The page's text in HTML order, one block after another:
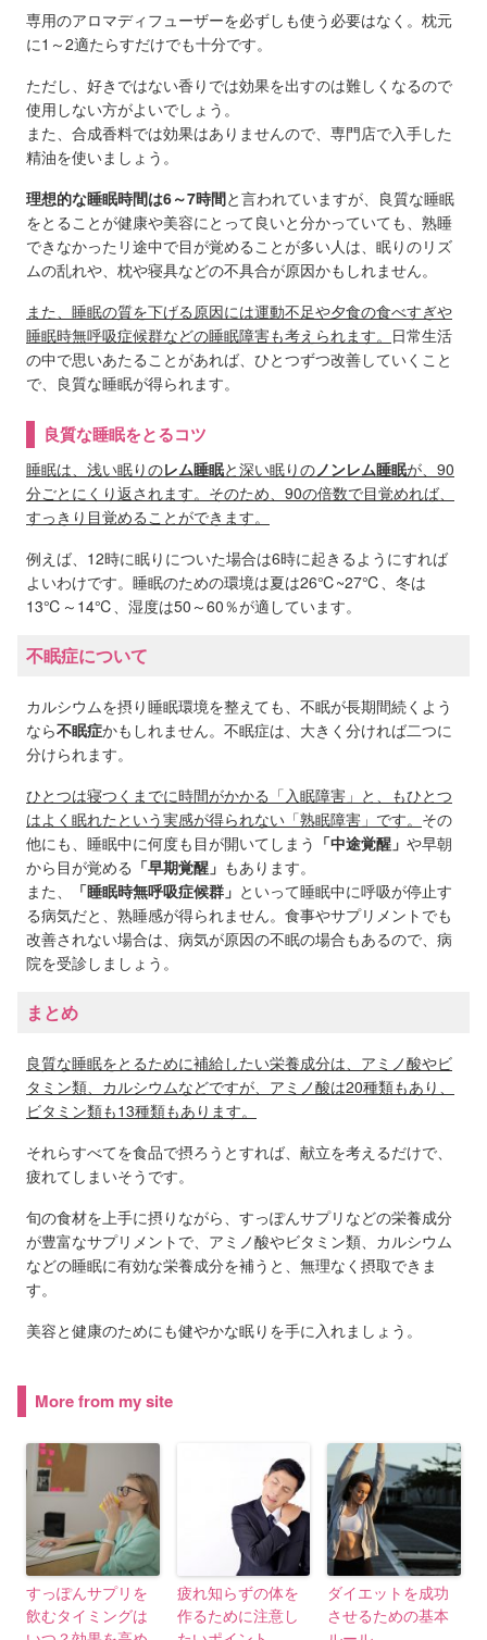
専用のアロマディフューザーを必ずしも使う必要はなく。枕元
に1～2適たらすだけでも十分です。
ただし、好きではない香りでは効果を出すのは難しくなるので
使用しない方がよいでしょう。
また、合成香料では効果はありませんので、専門店で入手した
精油を使いましょう。
理想的な睡眠時間は6～7時間と言われていますが、良質な睡眠
をとることが健康や美容にとって良いと分かっていても、熟睡
できなかったリ途中で目が覚めることが多い人は、眠りのリズ
ムの乱れや、枕や寝具などの不具合が原因かもしれません。
また、睡眠の質を下げる原因には運動不足や夕食の食べすぎや
睡眠時無呼吸症候群などの睡眠障害も考えられます。 日常生活
の中で思いあたることがあれば、ひとつずつ改善していくこと
で、良質な睡眠が得られます。
良質な睡眠をとるコツ
睡眠は、浅い眠りのレム睡眠と深い眠りのノンレム睡眠が、90
分ごとにくり返されます。そのため、90の倍数で目覚めれば、
すっきり目覚めることができます。
例えば、12時に眠りについた場合は6時に起きるようにすれば
よいわけです。睡眠のための環境は夏は26℃~27℃、冬は
13℃～14℃、湿度は50～60％が適しています。
不眠症について
カルシウムを摂り睡眠環境を整えても、不眠が長期間続くよう
なら不眠症かもしれません。不眠症は、大きく分ければ二つに
分けられます。
ひとつは寝つくまでに時間がかかる「入眠障害」と、もひとつ
はよく眠れたという実感が得られない「熟眠障害」です。 その
他にも、睡眠中に何度も目が開いてしまう 「中途覚醒」 や早朝
から目が覚める 「早期覚醒」 もあります。
また、
「睡眠時無呼吸症候群」 といって睡眠中に呼吸が停止す
る病気だと、熟睡感が得られません。食事やサプリメントでも
改善されない場合は、病気が原因の不眠の場合もあるので、病
院を受診しましょう。
まとめ
良質な睡眠をとるために補給したい栄養成分は、アミノ酸やビ
タミン類、カルシウムなどですが、アミノ酸は20種類もあり、
ビタミン類も13種類もあります。
それらすべてを食品で摂ろうとすれば、献立を考えるだけで、
疲れてしまいそうです。
旬の食材を上手に摂りながら、すっぽんサプリなどの栄養成分
が豊富なサプリメントで、アミノ酸やビタミン類、カルシウム
などの睡眠に有効な栄養成分を補うと、無理なく摂取できま
す。
美容と健康のためにも健やかな眠りを手に入れましょう。
More from my site
すっぽんサプリを
飲むタイミングは
疲れ知らずの体を
作るために注意し
ダイエットを成功
させるための基本